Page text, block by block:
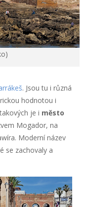
. Jsou tu i různá
hodnotou i
je i město
Mogador, na
Moderní název
se zachovaly a